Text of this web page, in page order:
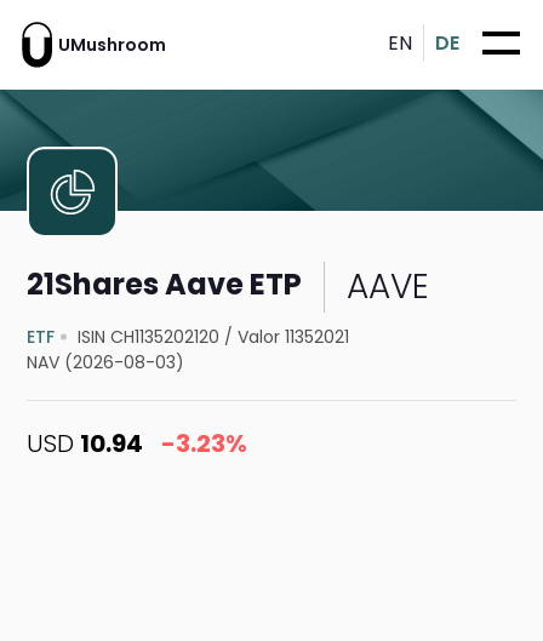
UMushroom EN DE
21Shares Aave ETP AAVE
ETF ISIN CH1135202120 /Valor 11352021
NAV (2026-08-03)
USD 10.94 -3.23%